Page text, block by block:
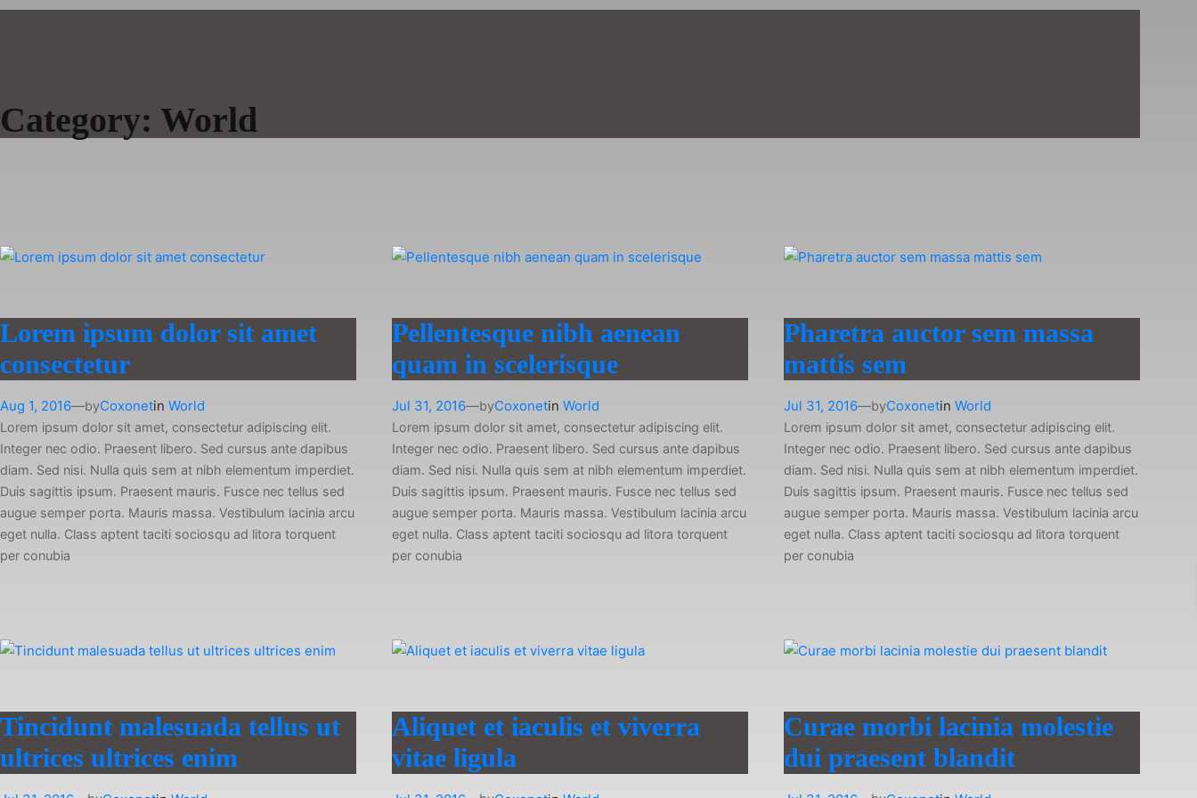
Skip
Category: World
Lorem ipsum dolor sit amet
consectetur
Aug 1, 2016—byCoxonetin World
Lorem ipsum dolor sit amet, consectetur adipiscing elit.
Integer nec odio. Praesent libero. Sed cursus ante dapibus
diam. Sed nisi. Nulla quis sem at nibh elementum imperdiet.
Duis sagittis ipsum. Praesent mauris. Fusce nec tellus sed
augue semper porta. Mauris massa. Vestibulum lacinia arcu
eget nulla. Class aptent taciti sociosqu ad litora torquent
per conubia
Pellentesque nibh aenean
quam in scelerisque
Jul 31, 2016—byCoxonetin World
Lorem ipsum dolor sit amet, consectetur adipiscing elit.
Integer nec odio. Praesent libero. Sed cursus ante dapibus
diam. Sed nisi. Nulla quis sem at nibh elementum imperdiet.
Duis sagittis ipsum. Praesent mauris. Fusce nec tellus sed
augue semper porta. Mauris massa. Vestibulum lacinia arcu
eget nulla. Class aptent taciti sociosqu ad litora torquent
per conubia
Pharetra auctor sem massa
mattis sem
Jul 31, 2016—byCoxonetin World
Lorem ipsum dolor sit amet, consectetur adipiscing elit.
Integer nec odio. Praesent libero. Sed cursus ante dapibus
diam. Sed nisi. Nulla quis sem at nibh elementum imperdiet.
Duis sagittis ipsum. Praesent mauris. Fusce nec tellus sed
augue semper porta. Mauris massa. Vestibulum lacinia arcu
eget nulla. Class aptent taciti sociosqu ad litora torquent
per conubia
Tincidunt malesuada tellus ut
ultrices ultrices enim
Aliquet et iaculis et viverra
vitae ligula
Curae morbi lacinia molestie
dui praesent blandit